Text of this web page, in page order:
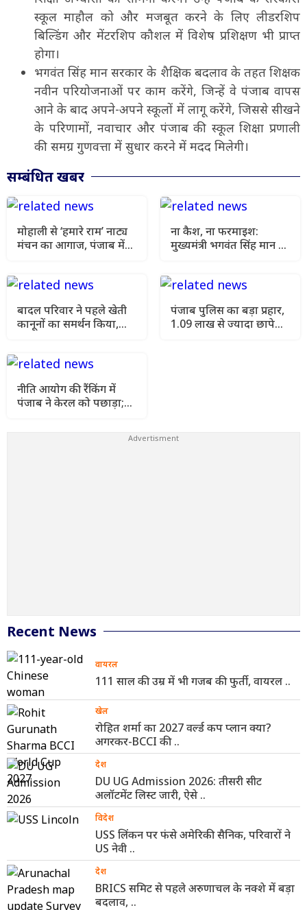
स्कूल माहौल को और मजबूत करने के लिए लीडरशिप
बिल्डिंग और मेंटरशिप कौशल में विशेष प्रशिक्षण भी प्राप्त
होगा।
भगवंत सिंह मान सरकार के शैक्षिक बदलाव के तहत शिक्षक
नवीन परियोजनाओं पर काम करेंगे, जिन्हें वे पंजाब वापस
आने के बाद अपने-अपने स्कूलों में लागू करेंगे, जिससे सीखने
के परिणामों, नवाचार और पंजाब की स्कूल शिक्षा प्रणाली
की समग्र गुणवत्ता में सुधार करने में मदद मिलेगी।
सम्बंधित खबर
मोहाली से ‘हमारे राम’ नाट्य
मंचन का आगाज, पंजाब में
ना कैश, ना फरमाइश:
मुख्यमंत्री भगवंत सिंह मान ने
पत्र
बादल परिवार ने पहले खेती
कानूनों का समर्थन किया,
बलतेज पन्नू
पंजाब पुलिस का बड़ा प्रहार,
1.09 लाख से ज्यादा छापे
नीति आयोग की रैंकिंग में
पंजाब ने केरल को पछाड़ा;
Recent News
वायरल
111 साल की उम्र में भी गजब की फुर्ती, वायरल ..
खेल
रोहित शर्मा का 2027 वर्ल्ड कप प्लान क्या?
अगरकर-BCCI की ..
देश
DU UG Admission 2026: तीसरी सीट
अलॉटमेंट लिस्ट जारी, ऐसे ..
विदेश
USS लिंकन पर फंसे अमेरिकी सैनिक, परिवारों ने
US नेवी ..
देश
BRICS समिट से पहले अरुणाचल के नक्शे में बड़ा
बदलाव, ..